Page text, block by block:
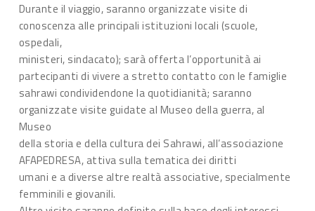
Durante il viaggio, saranno organizzate visite di
conoscenza alle principali istituzioni locali (scuole,
ospedali,
ministeri, sindacato); sarà offerta l’opportunità ai
partecipanti di vivere a stretto contatto con le famiglie
sahrawi condividendone la quotidianità; saranno
organizzate visite guidate al Museo della guerra, al
Museo
della storia e della cultura dei Sahrawi, all’associazione
AFAPEDRESA, attiva sulla tematica dei diritti
umani e a diverse altre realtà associative, specialmente
femminili e giovanili.